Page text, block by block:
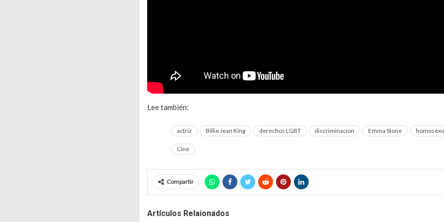
Lee también:
actriz Billie Jean King derechos LGBT discriminacion Emma Stone
Cine
Compartir
Artículos Relaionados